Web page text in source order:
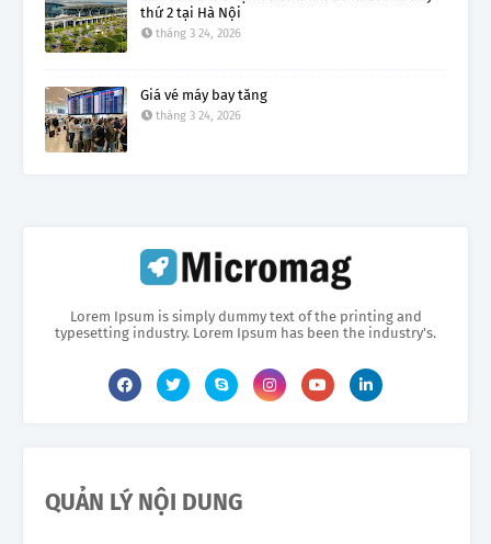
thứ 2 tại Hà Nội
tháng 3 24, 2026
Giá vé máy bay tăng
tháng 3 24, 2026
Lorem Ipsum is simply dummy text of the printing and
typesetting industry. Lorem Ipsum has been the industry's.
QUẢN LÝ NỘI DUNG